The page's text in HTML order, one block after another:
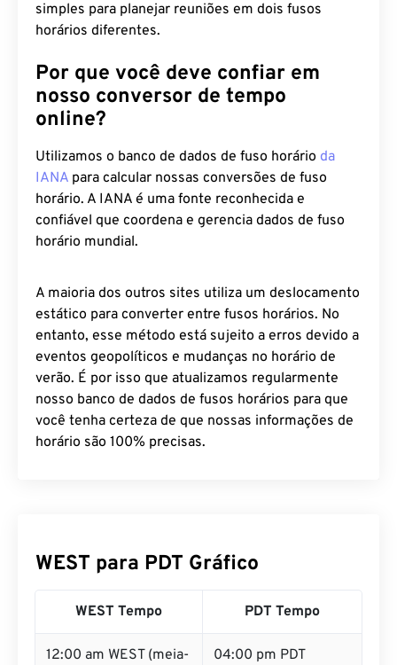
simples para planejar reuniões em dois fusos
horários diferentes.
Por que você deve confiar em
nosso conversor de tempo
online?
Utilizamos o banco de dados de fuso horário da
IANA para calcular nossas conversões de fuso
horário. A IANA é uma fonte reconhecida e
confiável que coordena e gerencia dados de fuso
horário mundial.
A maioria dos outros sites utiliza um deslocamento
estático para converter entre fusos horários. No
entanto, esse método está sujeito a erros devido a
eventos geopolíticos e mudanças no horário de
verão. É por isso que atualizamos regularmente
nosso banco de dados de fusos horários para que
você tenha certeza de que nossas informações de
horário são 100% precisas.
WEST para PDT Gráfico
WEST Tempo PDT Tempo
12:00 am WEST (meia-
04:00 pm PDT